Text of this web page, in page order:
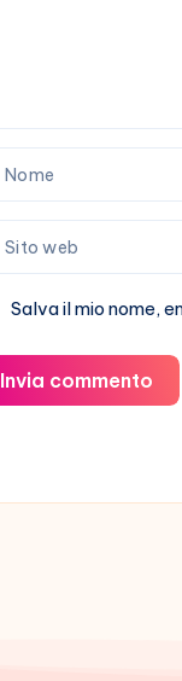
Salva il mio nome,
Invia commento